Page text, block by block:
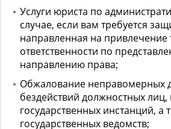
Услуги юриста по
случае, если вам требуется
направленная на привлечение
ответственности по
направлению права;
Обжалование неправомерных
бездействий должностных лиц,
государственных инстанций, а
государственных ведомств;